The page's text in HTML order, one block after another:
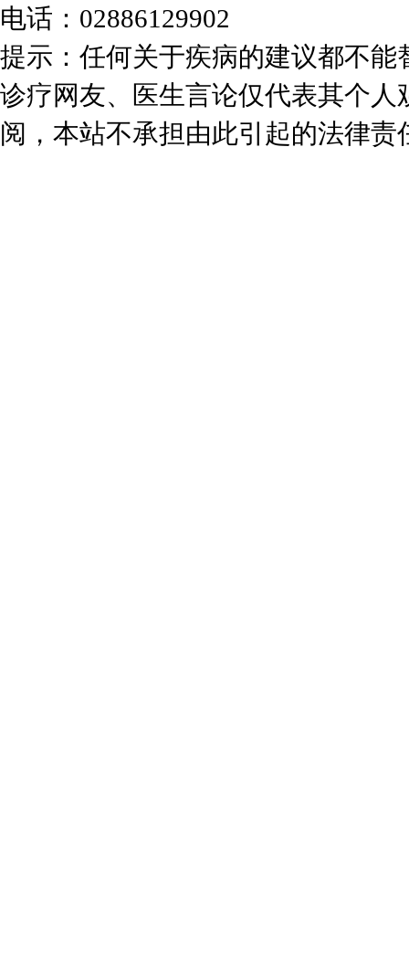
电话：02886129902
提示：任何关于疾病的建议都不
诊疗网友、医生言论仅代表其个
阅，本站不承担由此引起的法律责